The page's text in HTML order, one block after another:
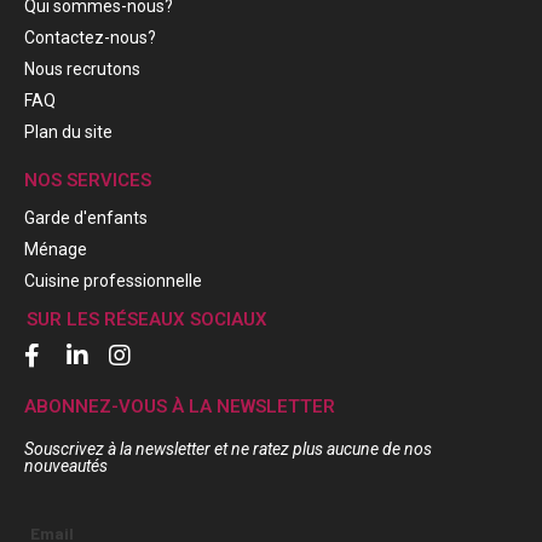
Qui sommes-nous?
Contactez-nous?
Nous recrutons
FAQ
Plan du site
NOS SERVICES
Garde d'enfants
Ménage
Cuisine professionnelle
SUR LES RÉSEAUX SOCIAUX
ABONNEZ-VOUS À LA NEWSLETTER
Souscrivez à la newsletter et ne ratez plus aucune de nos
nouveautés
Email